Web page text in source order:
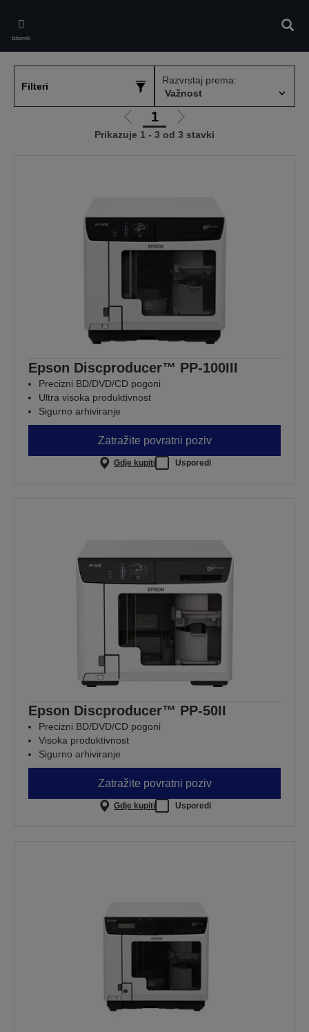
main
content
Izbornik
Filteri
Razvrstaj prema:
Idi
na
1
Idi
na
Prikazuje 1 - 3 od 3 stavki
Epson Discproducer™ PP-100III
Precizni BD/DVD/CD pogoni
Ultra visoka produktivnost
Sigurno arhiviranje
Zatražite povratni poziv
Gdje kupiti Usporedi
Epson Discproducer™ PP-50II
Precizni BD/DVD/CD pogoni
Visoka produktivnost
Sigurno arhiviranje
Zatražite povratni poziv
Gdje kupiti Usporedi